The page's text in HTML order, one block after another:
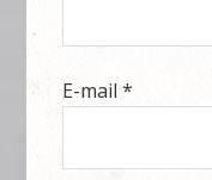
E-mail*